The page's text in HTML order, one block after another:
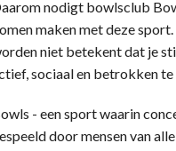
nodigt bowlsclub
maken met deze
niet betekent dat je
sociaal en betrokken te
- een sport waarin
door mensen van